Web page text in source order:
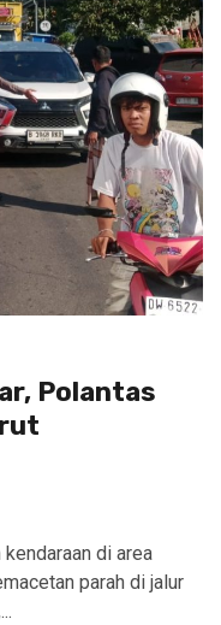
Polantas
di area
parah di jalur